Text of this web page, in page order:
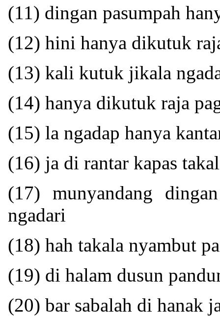
(11) dingan pasumpah
(12) hini hanya dikutuk
(13) kali kutuk jikala
(14) hanya dikutuk raja
(15) la ngadap hanya
(16) ja di rantar kapas
(17) munyandang
ngadari
(18) hah takala nyambut
(19) di halam dusun
(20) bar sabalah di hanak